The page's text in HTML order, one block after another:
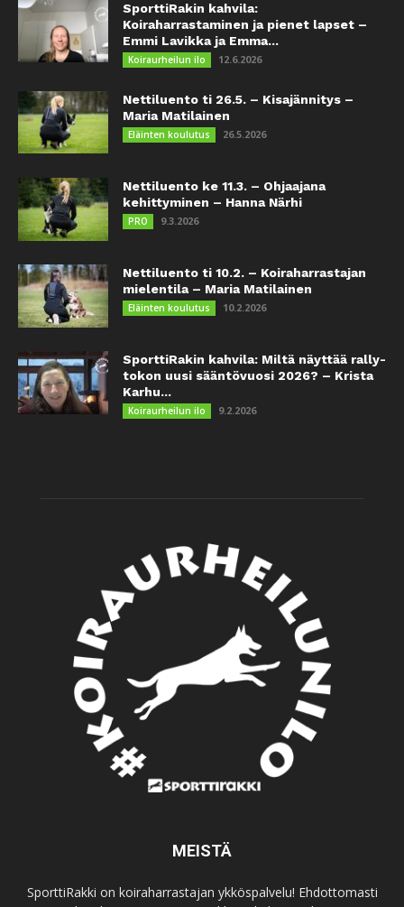
SporttiRakin kahvila:
Koiraharrastaminen ja pienet lapset –
Emmi Lavikka ja Emma...
Koiraurheilun ilo 12.6.2026
Nettiluento ti 26.5. – Kisajännitys –
Maria Matilainen
Eläinten koulutus 26.5.2026
Nettiluento ke 11.3. – Ohjaajana
kehittyminen – Hanna Närhi
PRO 9.3.2026
Nettiluento ti 10.2. – Koiraharrastajan
mielentila – Maria Matilainen
Eläinten koulutus 10.2.2026
SporttiRakin kahvila: Miltä näyttää rally-
tokon uusi sääntövuosi 2026? – Krista
Karhu...
Koiraurheilun ilo 9.2.2026
MEISTÄ
SporttiRakki on koiraharrastajan ykköspalvelu! Ehdottomasti